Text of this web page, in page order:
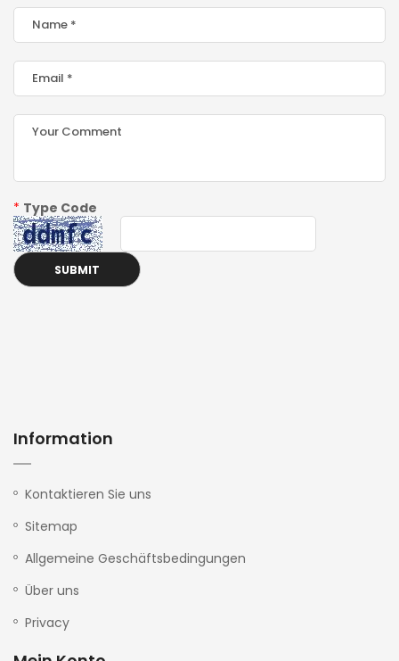
* Type Code
Information
Kontaktieren Sie uns
Sitemap
Allgemeine Geschäftsbedingungen
Über uns
Privacy